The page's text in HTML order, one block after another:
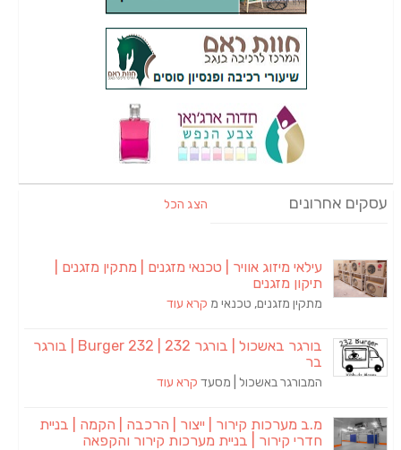
עסקים אחרונים הצג הכל
עילאי מיזוג אוויר | טכנאי מזגנים | מתקין מזגנים |
תיקון מזגנים
מתקין מזגנים, טכנאי מ קרא עוד
בורגר באשכול | בורגר 232 | Burger 232 | בורגר
בר
המבורגר באשכול | מסעד קרא עוד
מ.ב מערכות קירור | ייצור | הרכבה | הקמה | בניית
חדרי קירור | בניית מערכות קירור והקפאה